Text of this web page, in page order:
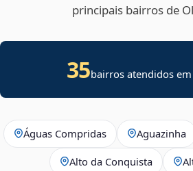
principais bairros de
35bairros atendidos
Águas Compridas Aguazinha
Alto da Conquista